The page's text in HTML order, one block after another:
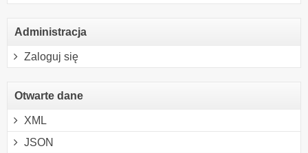
Administracja
Zaloguj się
Otwarte dane
XML
JSON